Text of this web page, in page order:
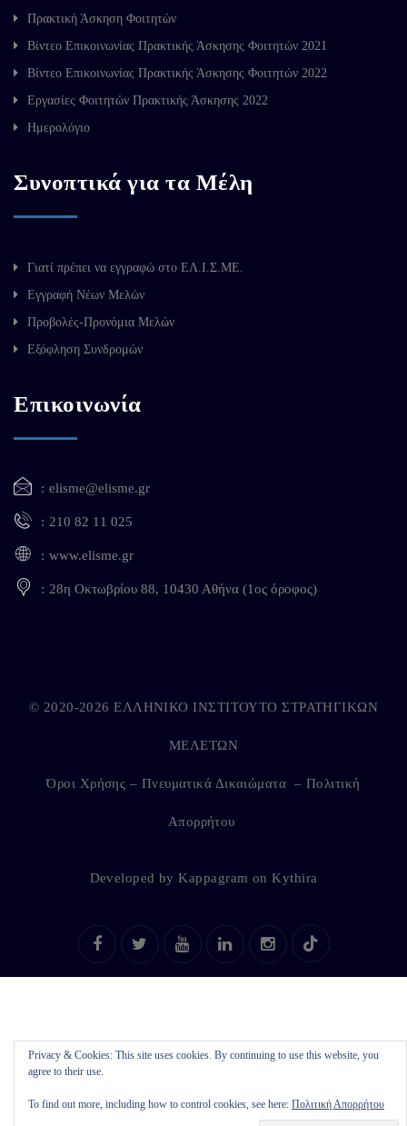
Πρακτική Άσκηση Φοιτητών
Βίντεο Επικοινωνίας Πρακτικής Άσκησης Φοιτητών 2021
Βίντεο Επικοινωνίας Πρακτικής Άσκησης Φοιτητών 2022
Εργασίες Φοιτητών Πρακτικής Άσκησης 2022
Ημερολόγιο
Συνοπτικά για τα Μέλη
Γιατί πρέπει να εγγραφώ στο ΕΛ.Ι.Σ.ΜΕ.
Εγγραφή Νέων Μελών
Προβολές-Προνόμια Μελών
Εξόφληση Συνδρομών
Επικοινωνία
elisme@elisme.gr
210 82 11 025
www.elisme.gr
28η Οκτωβρίου 88, 10430 Αθήνα (1ος όροφος)
Privacy & Cookies: This site uses cookies. By continuing to use this website, you
agree to their use.
To find out more, including how to control cookies, see here: Πολιτική Απορρήτου
© 2020-2026 ΕΛΛΗΝΙΚΟ ΙΝΣΤΙΤΟΥΤΟ ΣΤΡΑΤΗΓΙΚΩΝ
ΜΕΛΕΤΩΝ
Όροι Χρήσης – Πνευματικά Δικαιώματα – Πολιτική
Απορρήτου
Developed byKappagram onKythira